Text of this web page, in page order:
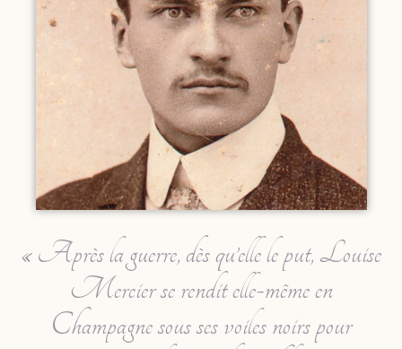
« Après la guerre, dès qu’elle le put, Louise
Mercier se rendit elle-même en
Champagne sous ses voiles noirs pour